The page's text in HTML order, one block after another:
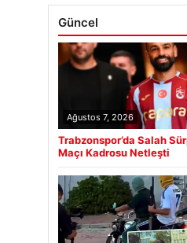
Güncel
Ağustos 7, 2026
Trabzonspor’da Salah
Maçı Kadrosu Netleşti